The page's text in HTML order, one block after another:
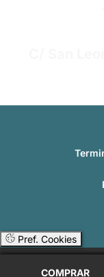
Pref. Cookies
COMPRAR